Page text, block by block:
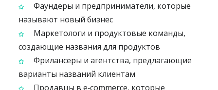
Фаундеры и предприниматели, которые
называют новый бизнес
Маркетологи и продуктовые команды,
создающие названия для продуктов
Фрилансеры и агентства, предлагающие
варианты названий клиентам
Продавцы в e‑commerce, которые